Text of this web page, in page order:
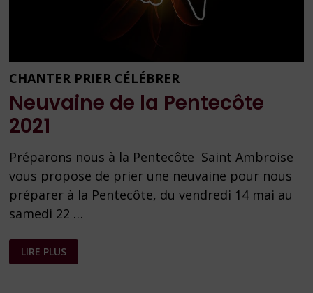
CHANTER PRIER CÉLÉBRER
Neuvaine de la Pentecôte
2021
Préparons nous à la Pentecôte Saint Ambroise
vous propose de prier une neuvaine pour nous
préparer à la Pentecôte, du vendredi 14 mai au
samedi 22 …
NEUVAINE
DE
LA
LIRE PLUS